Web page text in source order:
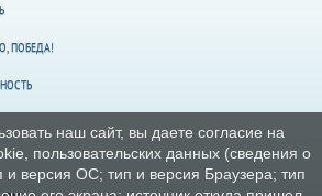
ПОБЕДА!
наш сайт, вы даете согласие на
пользовательских данных (сведения о
и версия ОС; тип и версия Браузера; тип